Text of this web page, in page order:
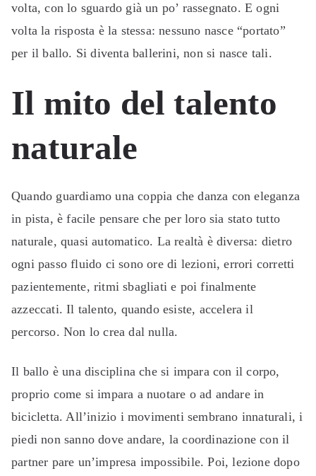
volta, con lo sguardo già un po’ rassegnato. E ogni
volta la risposta è la stessa: nessuno nasce “portato”
per il ballo. Si diventa ballerini, non si nasce tali.
Il mito del talento
naturale
Quando guardiamo una coppia che danza con eleganza
in pista, è facile pensare che per loro sia stato tutto
naturale, quasi automatico. La realtà è diversa: dietro
ogni passo fluido ci sono ore di lezioni, errori corretti
pazientemente, ritmi sbagliati e poi finalmente
azzeccati. Il talento, quando esiste, accelera il
percorso. Non lo crea dal nulla.
Il ballo è una disciplina che si impara con il corpo,
proprio come si impara a nuotare o ad andare in
bicicletta. All’inizio i movimenti sembrano innaturali, i
piedi non sanno dove andare, la coordinazione con il
partner pare un’impresa impossibile. Poi, lezione dopo